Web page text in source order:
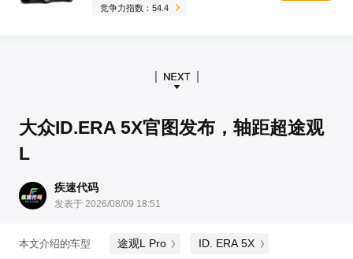
竞争力指数：54.4
大众ID.ERA 5X官图发布，轴距超途观
L
疾速代码
发表于 2026/08/09 18:51
本文介绍的车型 途观L Pro ID. ERA 5X